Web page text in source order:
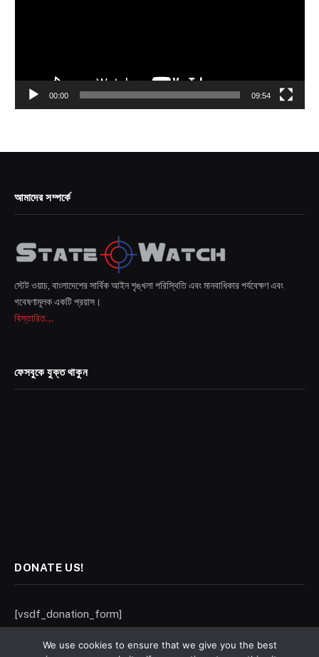
00:00 09:54
আমাদের সম্পর্কে
স্টেট ওয়াচ, বাংলাদেশের সার্বিক আইন শৃঙ্খলা পরিস্থিতি এবং মানবাধিকার পর্যবেক্ষণ এবং
গবেষণামূলক একটি প্রয়াস।
বিস্তারিত...
ফেসবুকে যুক্ত থাকুন
DONATE US!
[vsdf_donation_form]
We use cookies to ensure that we give you the best